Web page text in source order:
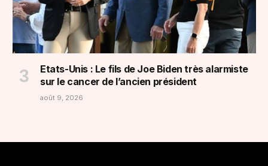
Etats-Unis : Le fils de Joe Biden très alarmiste
sur le cancer de l’ancien président
août 9, 2026